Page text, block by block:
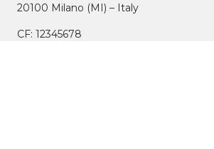
20100 Milano (MI) – Italy
CF: 12345678